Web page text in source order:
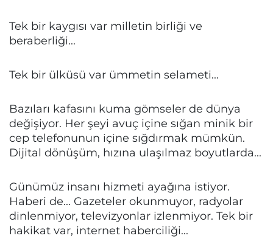
Tek bir kaygısı var milletin birliği ve
beraberliği...
Tek bir ülküsü var ümmetin selameti...
Bazıları kafasını kuma gömseler de dünya
değişiyor. Her şeyi avuç içine sığan minik bir
cep telefonunun içine sığdırmak mümkün.
Dijital dönüşüm, hızına ulaşılmaz boyutlarda...
Günümüz insanı hizmeti ayağına istiyor.
Haberi de... Gazeteler okunmuyor, radyolar
dinlenmiyor, televizyonlar izlenmiyor. Tek bir
hakikat var, internet haberciliği...